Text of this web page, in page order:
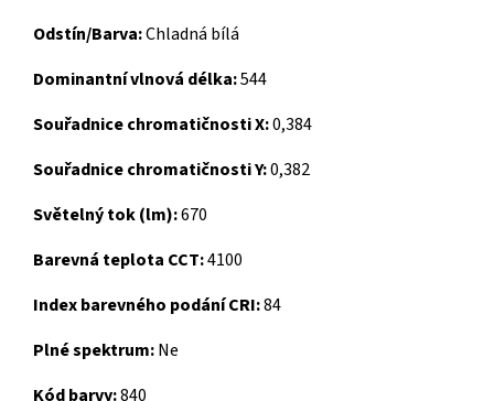
Odstín/Barva:Chladná bílá
Dominantní vlnová délka:544
Souřadnice chromatičnosti X:0,384
Souřadnice chromatičnosti Y:0,382
Světelný tok (lm):670
Barevná teplota CCT:4100
Index barevného podání CRI:84
Plné spektrum:Ne
Kód barvy:840